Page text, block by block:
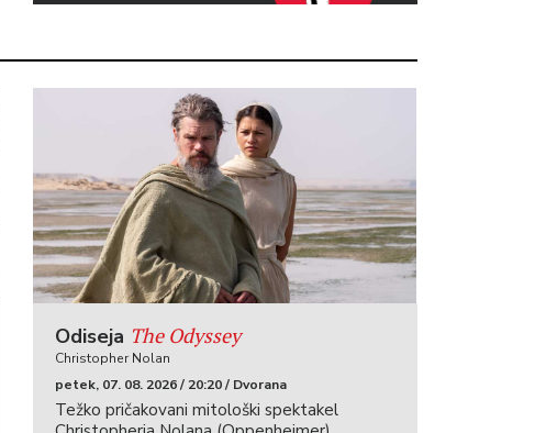
Odiseja The Odyssey
Christopher Nolan
petek, 07. 08. 2026 / 20:20 / Dvorana
Težko pričakovani mitološki spektakel